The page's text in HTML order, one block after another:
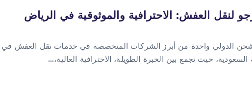
العفش: الاحترافية والموثوقية في الرياض
الدولي واحدة من أبرز الشركات المتخصصة في خدمات نقل العفش في
حيث تجمع بين الخبرة الطويلة، الاحترافية العالية،…